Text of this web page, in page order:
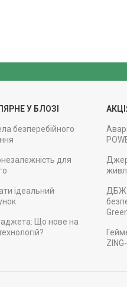
У БЛОЗІ
безперебійного
для
ідеальний
Що нове на
ДБЖ